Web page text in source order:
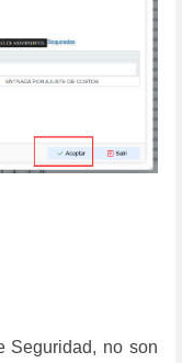
Seguridad, no son